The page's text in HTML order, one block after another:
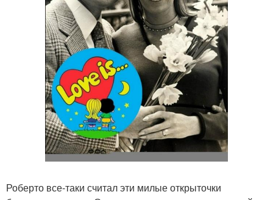
Роберто все-таки считал эти милые открыточки